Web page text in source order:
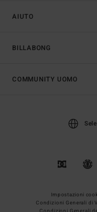
AIUTO
BILLABONG
COMMUNITY UOMO
Impostazioni
Condizioni Generali di